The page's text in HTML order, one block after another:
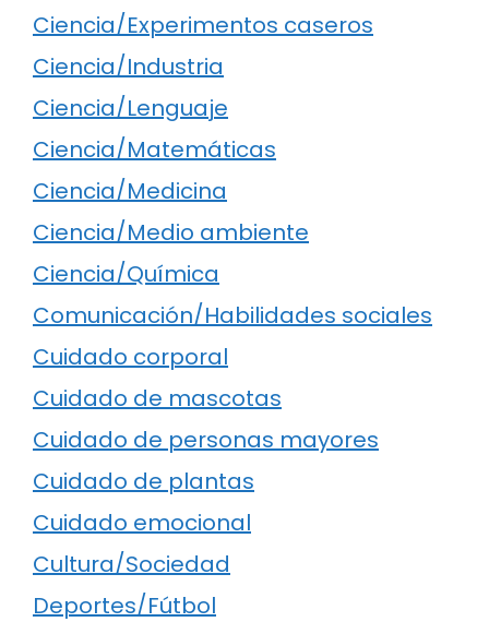
Ciencia/Experimentos caseros
Ciencia/Industria
Ciencia/Lenguaje
Ciencia/Matemáticas
Ciencia/Medicina
Ciencia/Medio ambiente
Ciencia/Química
Comunicación/Habilidades sociales
Cuidado corporal
Cuidado de mascotas
Cuidado de personas mayores
Cuidado de plantas
Cuidado emocional
Cultura/Sociedad
Deportes/Fútbol